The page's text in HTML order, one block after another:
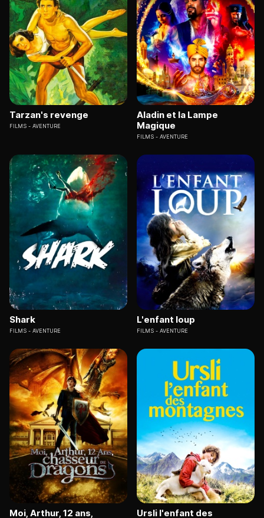
Tarzan's revenge
FILMS AVENTURE
Aladin et la Lampe
Magique
FILMS AVENTURE
Shark
FILMS AVENTURE
L'enfant loup
FILMS AVENTURE
Moi, Arthur, 12 ans,
Ursli l'enfant des